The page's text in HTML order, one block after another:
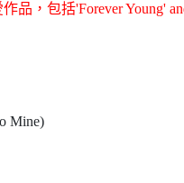
作品，包括'Forever Young'
Mine)